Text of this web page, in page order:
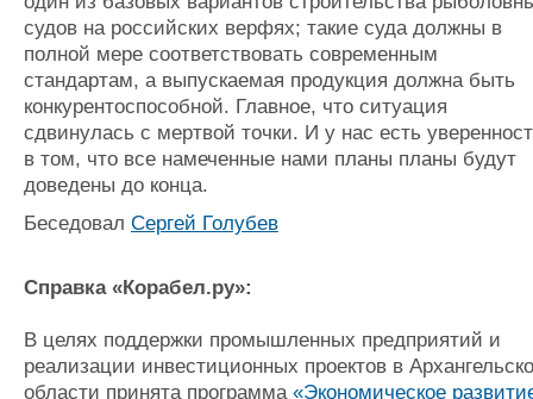
судов на российских верфях; такие суда должны в
полной мере соответствовать современным
стандартам, а выпускаемая продукция должна быть
конкурентоспособной. Главное, что ситуация
сдвинулась с мертвой точки. И у нас есть
в том, что все намеченные нами планы планы будут
доведены до конца.
Беседовал Сергей Голубев
Справка «Корабел.ру»:
В целях поддержки промышленных предприятий и
реализации инвестиционных проектов в
области принята программа «Экономическое